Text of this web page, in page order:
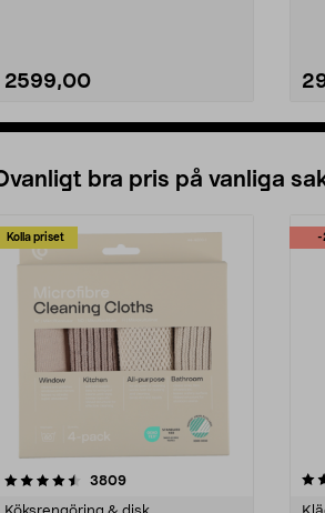
2599,00
bra pris på vanliga
Kolla priset
3809recensioner
-
4.0av 5 stjärnor